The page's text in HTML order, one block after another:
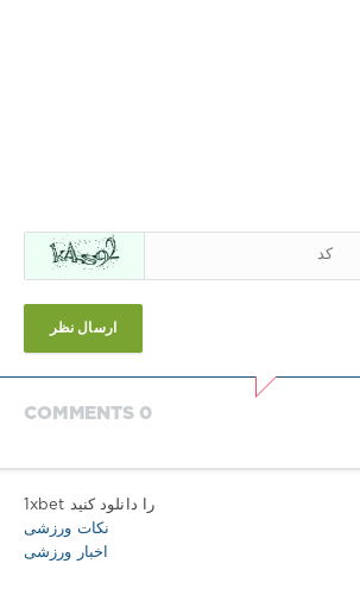
ارسال نظر
COMMENTS 0
1xbet را دانلود کنید
نکات ورزشی
اخبار ورزشی